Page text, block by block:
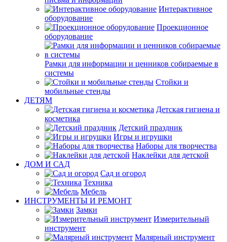
Интерактивное
оборудование
Проекционное
оборудование
Рамки для информации и ценников собираемые в
системы
Стойки и
мобильные стенды
ДЕТЯМ
Детская гигиена и
косметика
Детский праздник
Игры и игрушки
Наборы для творчества
Наклейки для детской
ДОМ И САД
Сад и огород
Техника
Мебель
ИНСТРУМЕНТЫ И РЕМОНТ
Замки
Измерительный
инструмент
Малярный инструмент